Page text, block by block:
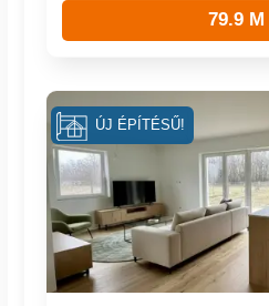
79.9
ÚJ ÉPÍTÉSŰ!